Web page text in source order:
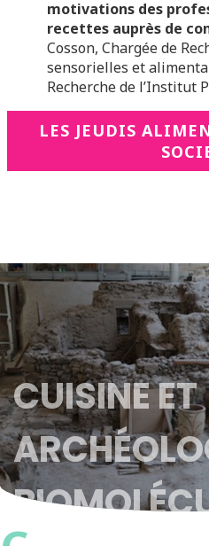
motivations des
recettes auprès de
Cosson, Chargée de
sensorielles et
Recherche de l’Institut
LES JEUDIS
CUISINE ET